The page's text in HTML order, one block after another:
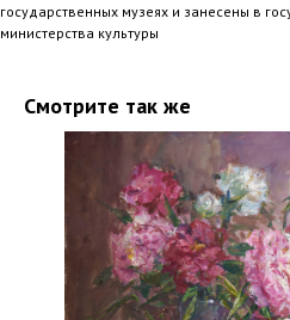
государственных музеях и занесены в
министерства культуры
Смотрите так же